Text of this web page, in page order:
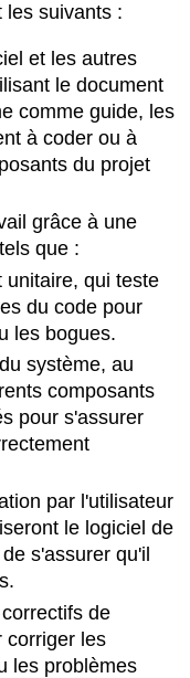
les suivants :
et les autres
le document
comme guide, les
à coder ou à
du projet
grâce à une
que :
unitaire, qui teste
du code pour
les bogues.
système, au
composants
pour s'assurer
par l'utilisateur
le logiciel de
s'assurer qu'il
de
corriger les
les problèmes